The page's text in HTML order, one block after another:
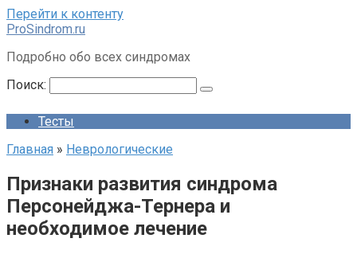
Перейти к контенту
ProSindrom.ru
Подробно обо всех синдромах
Поиск:
Тесты
Главная » Неврологические
Признаки развития синдрома
Персонейджа-Тернера и
необходимое лечение